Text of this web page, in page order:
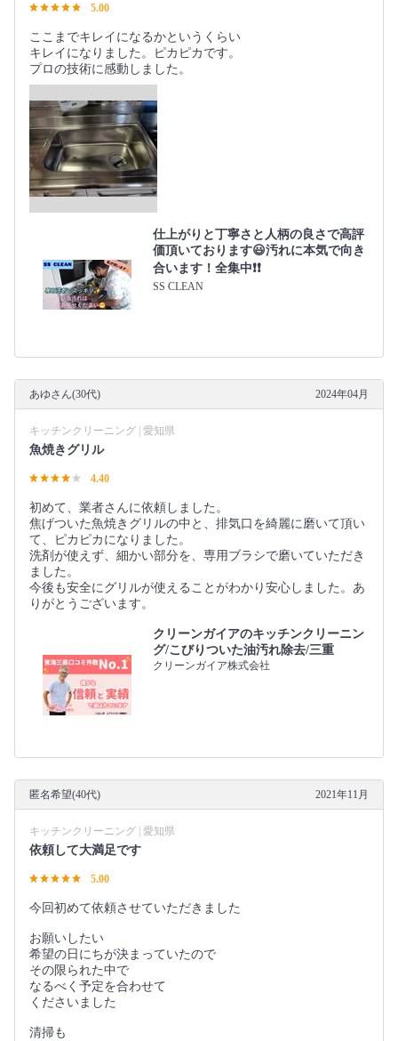
5.00
ここまでキレイになるかというくらい
キレイになりました。ピカピカです。
プロの技術に感動しました。
仕上がりと丁寧さと人柄の良さで高評
価頂いております😃汚れに本気で向き
合います！全集中❗️❗️
SS CLEAN
あゆさん(30代) 2024年04月
キッチンクリーニング | 愛知県
魚焼きグリル
4.40
初めて、業者さんに依頼しました。
焦げついた魚焼きグリルの中と、排気口を綺麗に磨いて頂い
て、ピカピカになりました。
洗剤が使えず、細かい部分を、専用ブラシで磨いていただき
ました。
今後も安全にグリルが使えることがわかり安心しました。あ
りがとうございます。
クリーンガイアのキッチンクリーニン
グ/こびりついた油汚れ除去/三重
クリーンガイア株式会社
匿名希望(40代) 2021年11月
キッチンクリーニング | 愛知県
依頼して大満足です
5.00
今回初めて依頼させていただきました
お願いしたい
希望の日にちが決まっていたので
その限られた中で
なるべく予定を合わせて
くださいました
清掃も